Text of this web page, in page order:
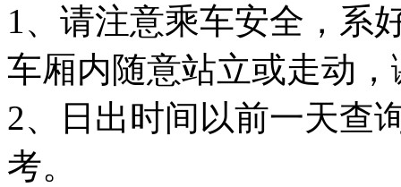
1、请注意乘车安全，系
车厢内随意站立或走动，
2、日出时间以前一天查
考。